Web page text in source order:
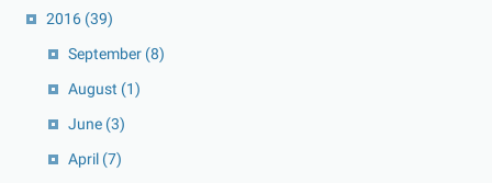
2016 (39)
September (8)
August (1)
June (3)
April (7)